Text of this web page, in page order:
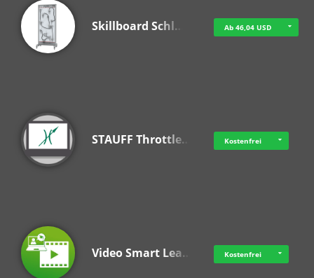
Skillboard Schl… Ab 46,04 USD
STAUFF Throttle… Kostenfrei
Video Smart Lea… Kostenfrei